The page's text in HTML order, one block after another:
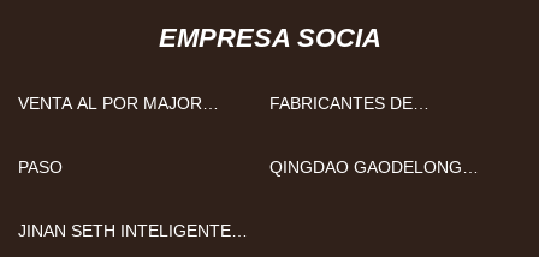
EMPRESA SOCIA
VENTA AL POR MAJOR
PARA EL TRABAJO
FABRICANTES DE
QUINTA RUEDA
PASO
QINGDAO GAODELONG
JINAN SETH INTELIGENTE